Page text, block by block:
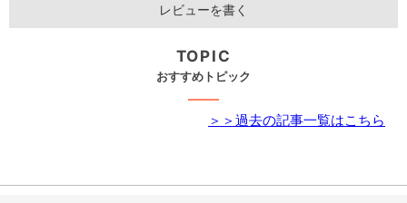
レビューを書く
TOPIC
おすすめトピック
＞＞過去の記事一覧はこちら